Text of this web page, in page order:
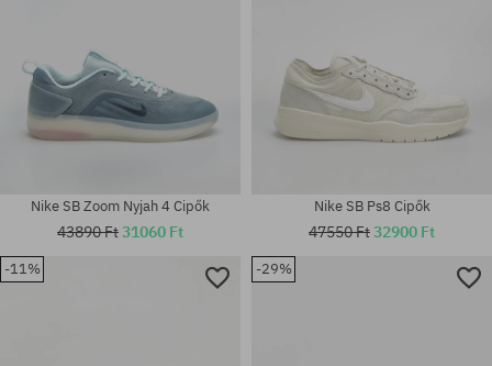
Elérhető méretek:
Elérhető méretek:
36.5; 37.5; 38; 38.5; 39; 40;
Nike SB Zoom Nyjah 4 Cipők
43890 Ft31060 Ft
Nike SB Ps8 Cipők
47550 Ft32900 Ft
-11% -29%